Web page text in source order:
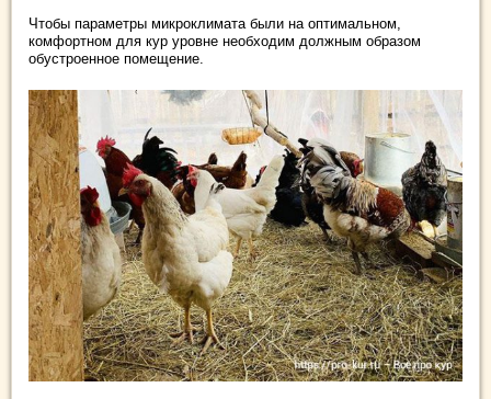
Чтобы параметры микроклимата были на оптимальном,
комфортном для кур уровне необходим должным образом
обустроенное помещение.